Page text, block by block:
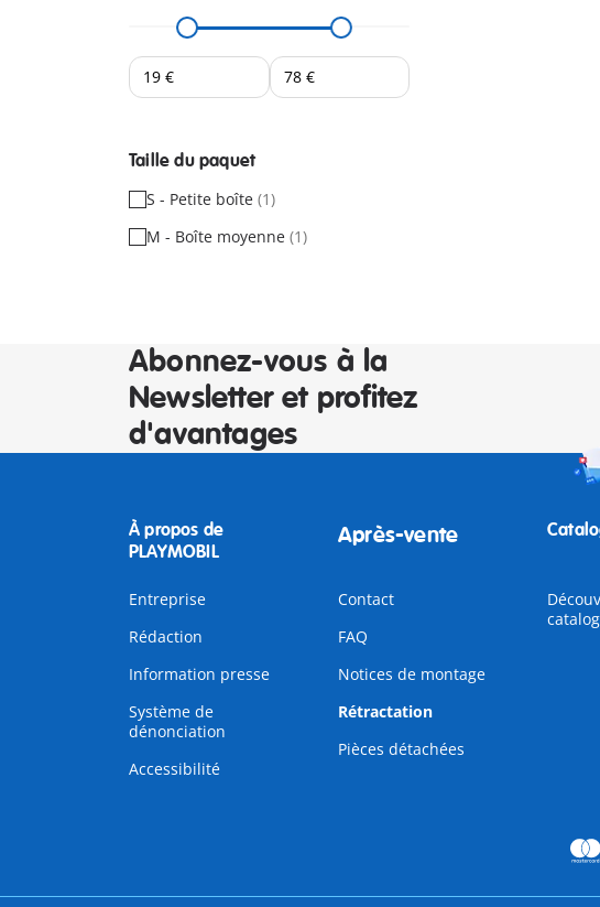
Taille du paquet
S - Petite boîte (1)
M - Boîte moyenne (1)
Abonnez-vous à la
Newsletter et profitez
d'avantages
À propos de
PLAYMOBIL
Entreprise
Rédaction
Information presse
Système de
dénonciation
Accessibilité
Après-vente
Contact
FAQ
Notices de montage
Rétractation
Pièces détachées